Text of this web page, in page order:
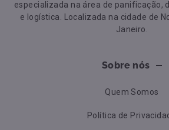
especializada na área de panificação,
e logística. Localizada na cidade de
Janeiro.
Sobre nós
Quem Somos
Política de